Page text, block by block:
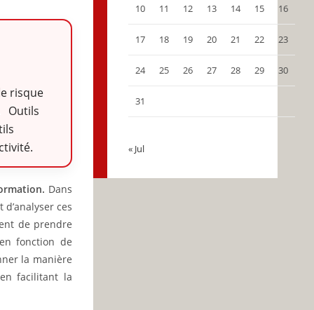
risque
Outils
Dans
ces
de prendre
fonction de
la manière
facilitant la
10 11 12 13 14 15 16
17 18 19 20 21 22 23
24 25 26 27 28 29 30
31
« Jul